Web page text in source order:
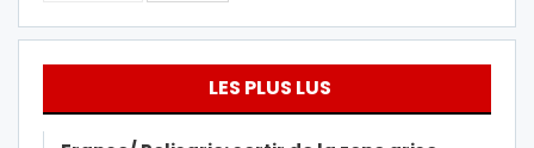
LES PLUS LUS